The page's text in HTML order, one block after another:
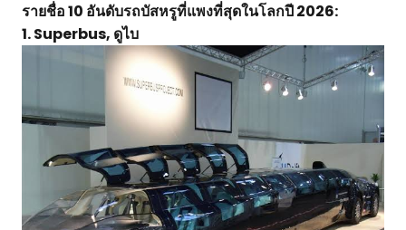
รายชื่อ 10 อันดับรถบัสหรูที่แพงที่สุดในโลกปี 2026:
1. Superbus, ดูไบ